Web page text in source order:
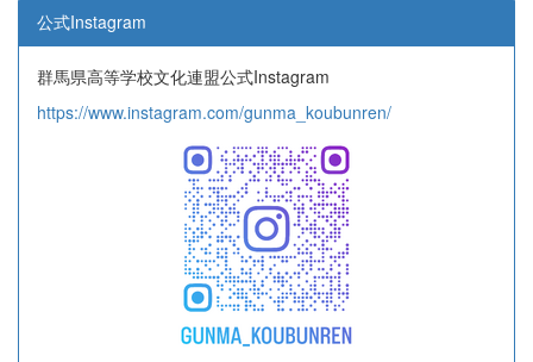
公式Instagram
群馬県高等学校文化連盟公式Instagram
https://www.instagram.com/gunma_koubunren/